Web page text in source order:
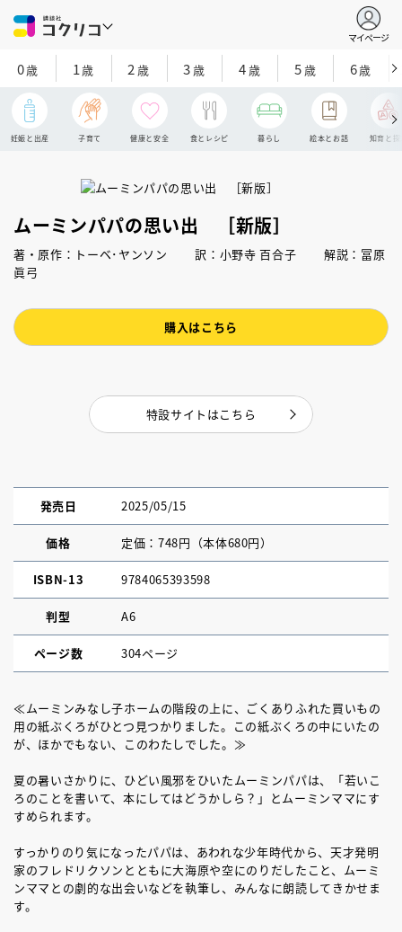
マイページ
0歳 1歳 2 歳 3歳 4歳 5歳 6歳
妊娠と出産 子育て 健康と安全 食とレシピ 暮らし 絵本とお話 知育と探
ムーミンパパの思い出 ［新版］
著・原作：トーベ･ヤンソン 訳：小野寺 百合子 解説：冨原
眞弓
購入はこちら
特設サイトはこちら
発売日 2025/05/15
価格 定価：748円（本体680円）
ISBN-13 9784065393598
判型 A6
ページ数 304ページ
≪ムーミンみなし子ホームの階段の上に、ごくありふれた買いもの
用の紙ぶくろがひとつ見つかりました。この紙ぶくろの中にいたの
が、ほかでもない、このわたしでした。≫
夏の暑いさかりに、ひどい風邪をひいたムーミンパパは、「若いこ
ろのことを書いて、本にしてはどうかしら？」とムーミンママにす
すめられます。
すっかりのり気になったパパは、あわれな少年時代から、天才発明
家のフレドリクソンとともに大海原や空にのりだしたこと、ムーミ
ンママとの劇的な出会いなどを執筆し、みんなに朗読してきかせま
す。